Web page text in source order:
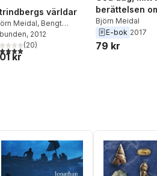
världar
Meidal, Bengt
, 2012
utav 5 stjärnor. Totalt antal röster:
(20)
kr
berättelsen
Strindberg,
Bosse och
dotter Anne-
Björn Meidal
E-bok 2017
79 kr